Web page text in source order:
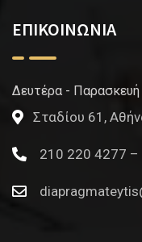
ΕΠΙΚΟΙΝΩΝΙΑ
Δευτέρα - Παρασκευή
Σταδίου 61,
210 220 4277